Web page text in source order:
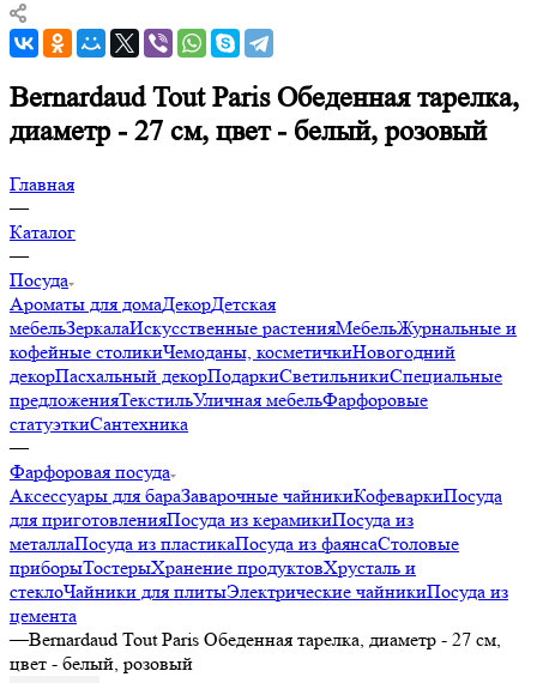
Bernardaud Tout Paris Обеденная тарелка,
диаметр - 27 см, цвет - белый, розовый
Главная
—
Каталог
—
Посуда
Ароматы для домаДекорДетская
мебельЗеркалаИскусственные растенияМебельЖурнальные и
кофейные столикиЧемоданы, косметичкиНовогодний
декорПасхальный декорПодаркиСветильникиСпециальные
предложенияТекстильУличная мебельФарфоровые
статуэткиСантехника
—
Фарфоровая посуда
Аксессуары для бараЗаварочные чайникиКофеваркиПосуда
для приготовленияПосуда из керамикиПосуда из
металлаПосуда из пластикаПосуда из фаянсаСтоловые
приборыТостерыХранение продуктовХрусталь и
стеклоЧайники для плитыЭлектрические чайникиПосуда из
цемента
—Bernardaud Tout Paris Обеденная тарелка, диаметр - 27 см,
цвет - белый, розовый